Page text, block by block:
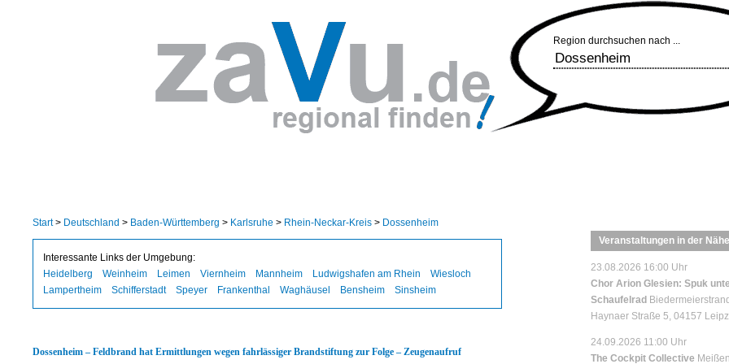
Start> Deutschland > Baden-Württemberg > Karlsruhe > Rhein-Neckar-Kreis > Dossenheim
Interessante Links der Umgebung:
Heidelberg
Weinheim Leimen Viernheim Mannheim Ludwigshafen am Rhein
Wiesloch
Lampertheim
Schifferstadt Speyer Frankenthal Waghäusel Bensheim Sinsheim
Dossenheim – Feldbrand hat Ermittlungen wegen fahrlässiger Brandstiftung zur Folge – Zeugenaufruf
Region durchsuchen nach ...
Veranstaltungen in der Nähe
23.08.2026 16:00 Uhr
Chor Arion Glesien: Spuk
Schaufelrad
Haynaer Straße 5, 04157
24.09.2026 11:00 Uhr
The Cockpit Collective